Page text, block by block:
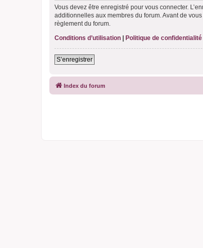
Vous devez être enregistré pour vous connecter.
additionnelles aux membres du forum. Avant de
règlement du forum.
Conditions d’utilisation
Politique de confidentialité
S’enregistrer
Index du forum